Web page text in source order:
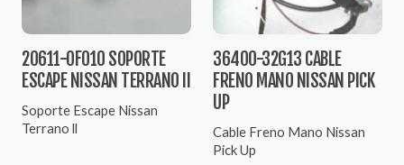
20611-0F010 SOPORTE
ESCAPE NISSAN TERRANO II
Soporte Escape Nissan
Terrano ll
36400-32G13 CABLE
FRENO MANO NISSAN PICK
UP
Cable Freno Mano Nissan
Pick Up